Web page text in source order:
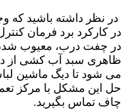
در نظر داشته باشید که
در کارکرد برد فرمان
در چفت درب، معیوب
ظاهری سبد آب کشی از
می شود تا دیگ ماشین
حل این مشکل با مرکز
چاف تماس بگیرید.